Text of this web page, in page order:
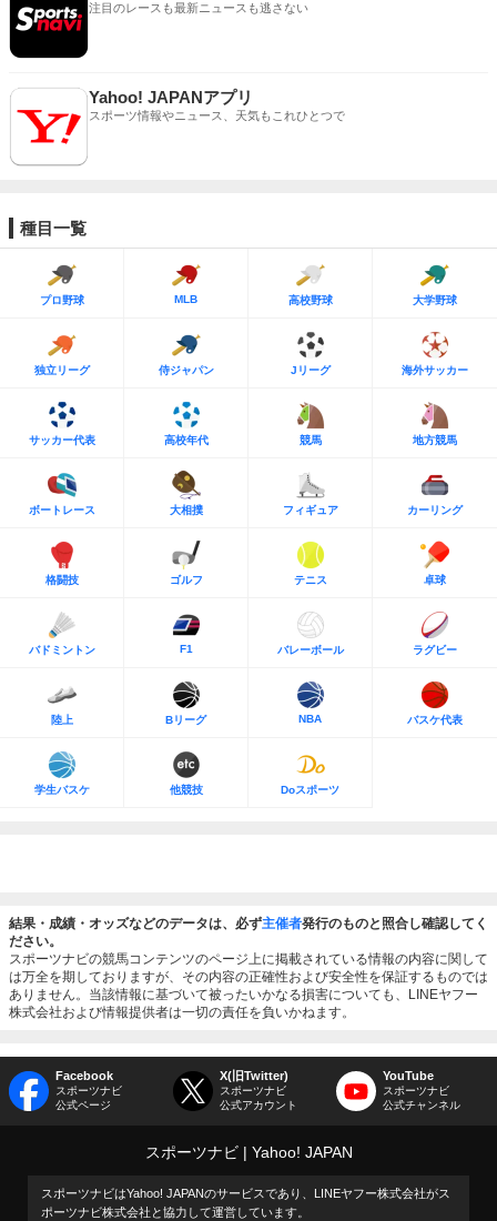
注目のレースも最新ニュースも逃さない
Yahoo! JAPANアプリ
スポーツ情報やニュース、天気もこれひとつで
種目一覧
プロ野球 MLB 高校野球 大学野球
独立リーグ 侍ジャパン Jリーグ 海外サッカー
サッカー代表 高校年代 競馬 地方競馬
ボートレース 大相撲 フィギュア カーリング
格闘技 ゴルフ テニス 卓球
バドミントン F1 バレーボール ラグビー
陸上 Bリーグ NBA バスケ代表
学生バスケ 他競技 Doスポーツ
結果・成績・オッズなどのデータは、必ず主催者発行のものと照合し確認してく
ださい。
スポーツナビの競馬コンテンツのページ上に掲載されている情報の内容に関して
は万全を期しておりますが、その内容の正確性および安全性を保証するものでは
ありません。当該情報に基づいて被ったいかなる損害についても、LINEヤフー
株式会社および情報提供者は一切の責任を負いかねます。
Facebook
スポーツナビ
公式ページ
X(旧Twitter)
スポーツナビ
公式アカウント
YouTube
スポーツナビ
公式チャンネル
スポーツナビ Yahoo! JAPAN
スポーツナビはYahoo! JAPANのサービスであり、LINEヤフー株式会社がス
ポーツナビ株式会社と協力して運営しています。